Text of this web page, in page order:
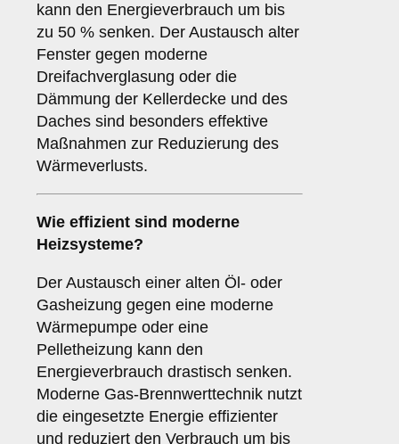
kann den Energieverbrauch um bis
zu 50 % senken. Der Austausch alter
Fenster gegen moderne
Dreifachverglasung oder die
Dämmung der Kellerdecke und des
Daches sind besonders effektive
Maßnahmen zur Reduzierung des
Wärmeverlusts.
Wie effizient sind moderne
Heizsysteme?
Der Austausch einer alten Öl- oder
Gasheizung gegen eine moderne
Wärmepumpe oder eine
Pelletheizung kann den
Energieverbrauch drastisch senken.
Moderne Gas-Brennwerttechnik nutzt
die eingesetzte Energie effizienter
und reduziert den Verbrauch um bis